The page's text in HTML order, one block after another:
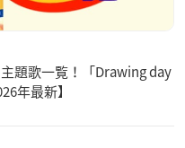
題歌一覧！「Drawing day
年最新】